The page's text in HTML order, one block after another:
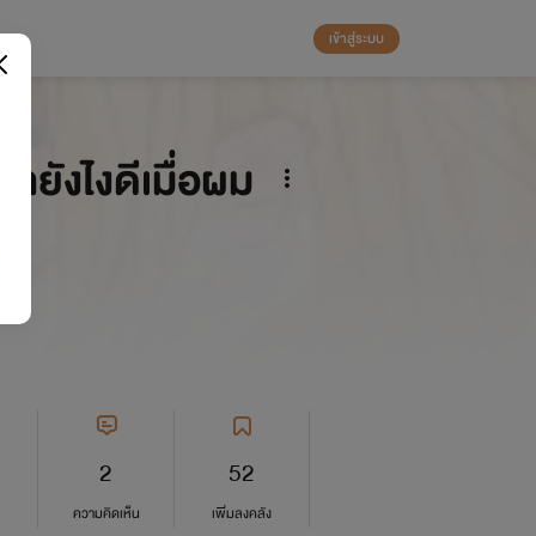
เข้าสู่ระบบ
ยังไงดีเมื่อผม
2
ความคิดเห็น
52
เพิ่มลงคลัง